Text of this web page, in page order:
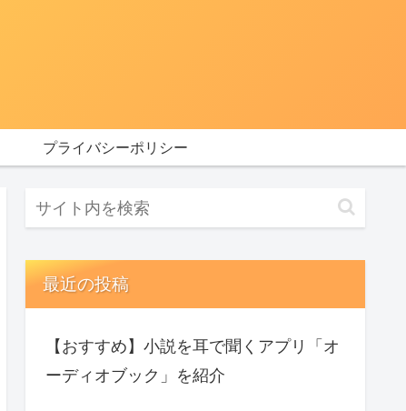
プライバシーポリシー
最近の投稿
【おすすめ】小説を耳で聞くアプリ「オ
ーディオブック」を紹介